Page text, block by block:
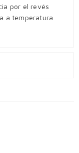
por el revés
a temperatura